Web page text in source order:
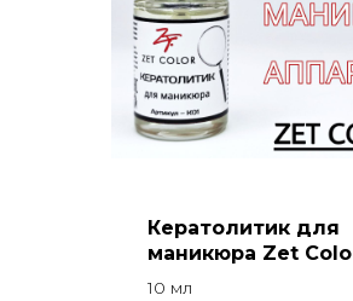
Кератолитик для
маникюра Zet Colo
10 мл